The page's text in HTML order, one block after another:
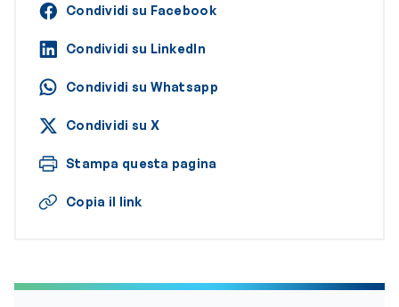
Condividi su Facebook
Condividi su LinkedIn
Condividi su Whatsapp
Condividi su X
Stampa questa pagina
Copia il link